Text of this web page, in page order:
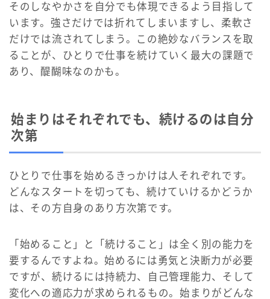
そのしなやかさを自分でも体現できるよう目指して
います。強さだけでは折れてしまいますし、柔軟さ
だけでは流されてしまう。この絶妙なバランスを取
ることが、ひとりで仕事を続けていく最大の課題で
あり、醍醐味なのかも。
始まりはそれぞれでも、続けるのは自分
次第
ひとりで仕事を始めるきっかけは人それぞれです。
どんなスタートを切っても、続けていけるかどうか
は、その方自身のあり方次第です。
「始めること」と「続けること」は全く別の能力を
要するんですよね。始めるには勇気と決断力が必要
ですが、続けるには持続力、自己管理能力、そして
変化への適応力が求められるもの。始まりがどんな